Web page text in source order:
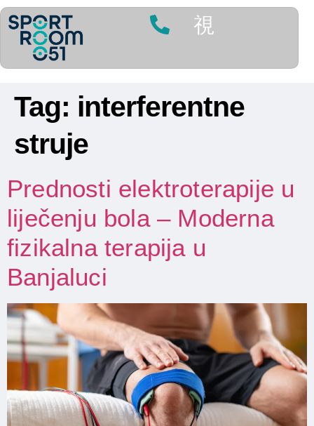
Tag: interferentne
struje
Prednosti elektroterapije u
liječenju bola – Moderna
fizikalna terapija u
Banjaluci